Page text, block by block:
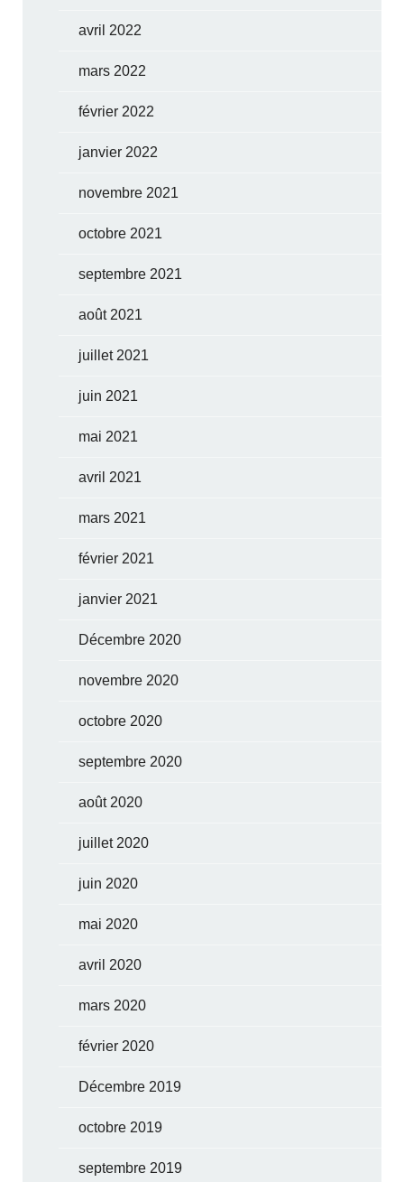
avril 2022
mars 2022
février 2022
janvier 2022
novembre 2021
octobre 2021
septembre 2021
août 2021
juillet 2021
juin 2021
mai 2021
avril 2021
mars 2021
février 2021
janvier 2021
Décembre 2020
novembre 2020
octobre 2020
septembre 2020
août 2020
juillet 2020
juin 2020
mai 2020
avril 2020
mars 2020
février 2020
Décembre 2019
octobre 2019
septembre 2019